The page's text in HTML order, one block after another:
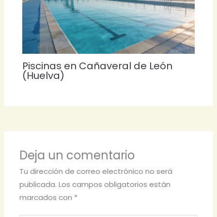
Piscinas en Cañaveral de León
(Huelva)
Deja un comentario
Tu dirección de correo electrónico no será
publicada. Los campos obligatorios están
marcados con *